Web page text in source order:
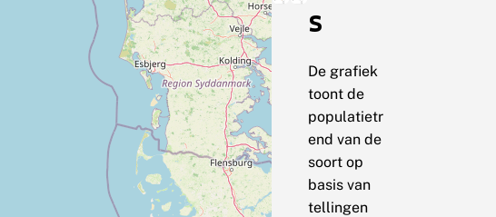
s
De grafiek
toont de
populatietr
end van de
soort op
basis van
tellingen